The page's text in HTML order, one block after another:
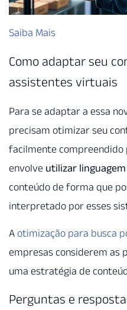
Saiba Mais
Como adaptar seu
assistentes virtuais
Para se adaptar a essa
precisam otimizar seu
facilmente compreendido
envolve utilizar
conteúdo de forma que
interpretado por esses
A otimização para busca
empresas considerem as
uma estratégia de
Perguntas e